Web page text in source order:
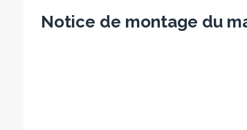
Notice de montage du